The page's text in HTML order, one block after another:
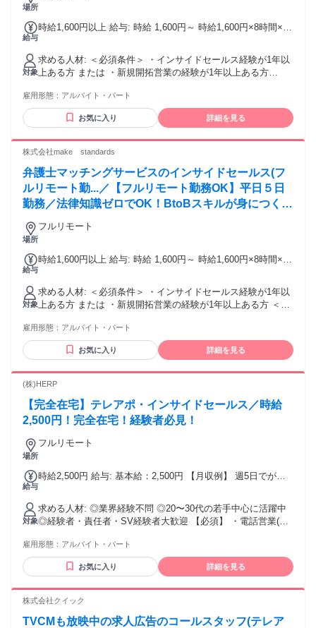
場所
給与
時給1,600円以上 給与: 時給 1,600円～ 時給1,600円×8時間×週
対象
求める人材: ＜必須条件＞ ・インサイドセールス経験が1年以
上ある方 または ・新規開拓営業の経験が1年以上ある方
Excel、スプレッドシートの使い方が分かる方 （入力操作が不
自由なく出来れば、関数が使い方まで分からなくてもOK） ・
コミュニケーションツール（Slack)の使用に抵抗のない方 ・
▼こんな方に向いています ・会話の中からニーズを引き出す
語化できる方 ・数字や改善を意識しながら働きたい方 ▼この
仕事で身につくスキル ・ヒアリング力／課題発見力 ・再現性
のあるトーク設計スキル ・インサイドセールスの基礎～応用
スキル
雇用形態： アルバイト・パート
お気に入り 詳細を見る
株式会社make standards
弁護士マッチングサービスのインサイドセールス(フ
ルリモート勤...／【フルリモート勤務OK】平日５日
勤務／法律知識ゼロでOK！BtoBスキルが身につく営
業職
場所
フルリモート
給与
時給1,600円以上 給与: 時給 1,600円～ 時給1,600円×8時間×週
対象
求める人材: ＜必須条件＞ ・インサイドセールス経験が1年以
上ある方 または ・新規開拓営業の経験が1年以上ある方 ＜歓
（入力操作が不自由なく出来れば、関数が使い方まで分から
なくてもOK） ・コミュニケーションツール（Slack)の使用に
抵抗のない方 ・顧客対応においてヒアリング～提案まで行っ
ーズを引き出すことが得意な方 ・感覚ではなく「なぜ上手く
きたい方 ▼この仕事で身につくスキル ・ヒアリング力／課題
発見力 ・再現性のあるトーク設計スキル ・インサイドセール
雇用形態： アルバイト・パート
お気に入り 詳細を見る
(株)HERP
【完全在宅】テレアポ・インサイドセールス／時給
2,500円！完全在宅！経験者必見！
場所
フルリモート
給与
時給2,500円 給与: 基本給：2,500円 【月収例】 週5日でがっ
らしく ▶月収24万円 (時給×8時間×3日×4週間)
対象
求める人材: ◎業界経験不問 ◎20〜30代の若手中心に活躍中
◎経験者・責任者・SV経験者大歓迎 【必須】 ・電話営業(ア
雇用形態： アルバイト・パート
お気に入り 詳細を見る
株式会社クイック
TVCMも放映中の求人広告のコールスタッフ(テレア